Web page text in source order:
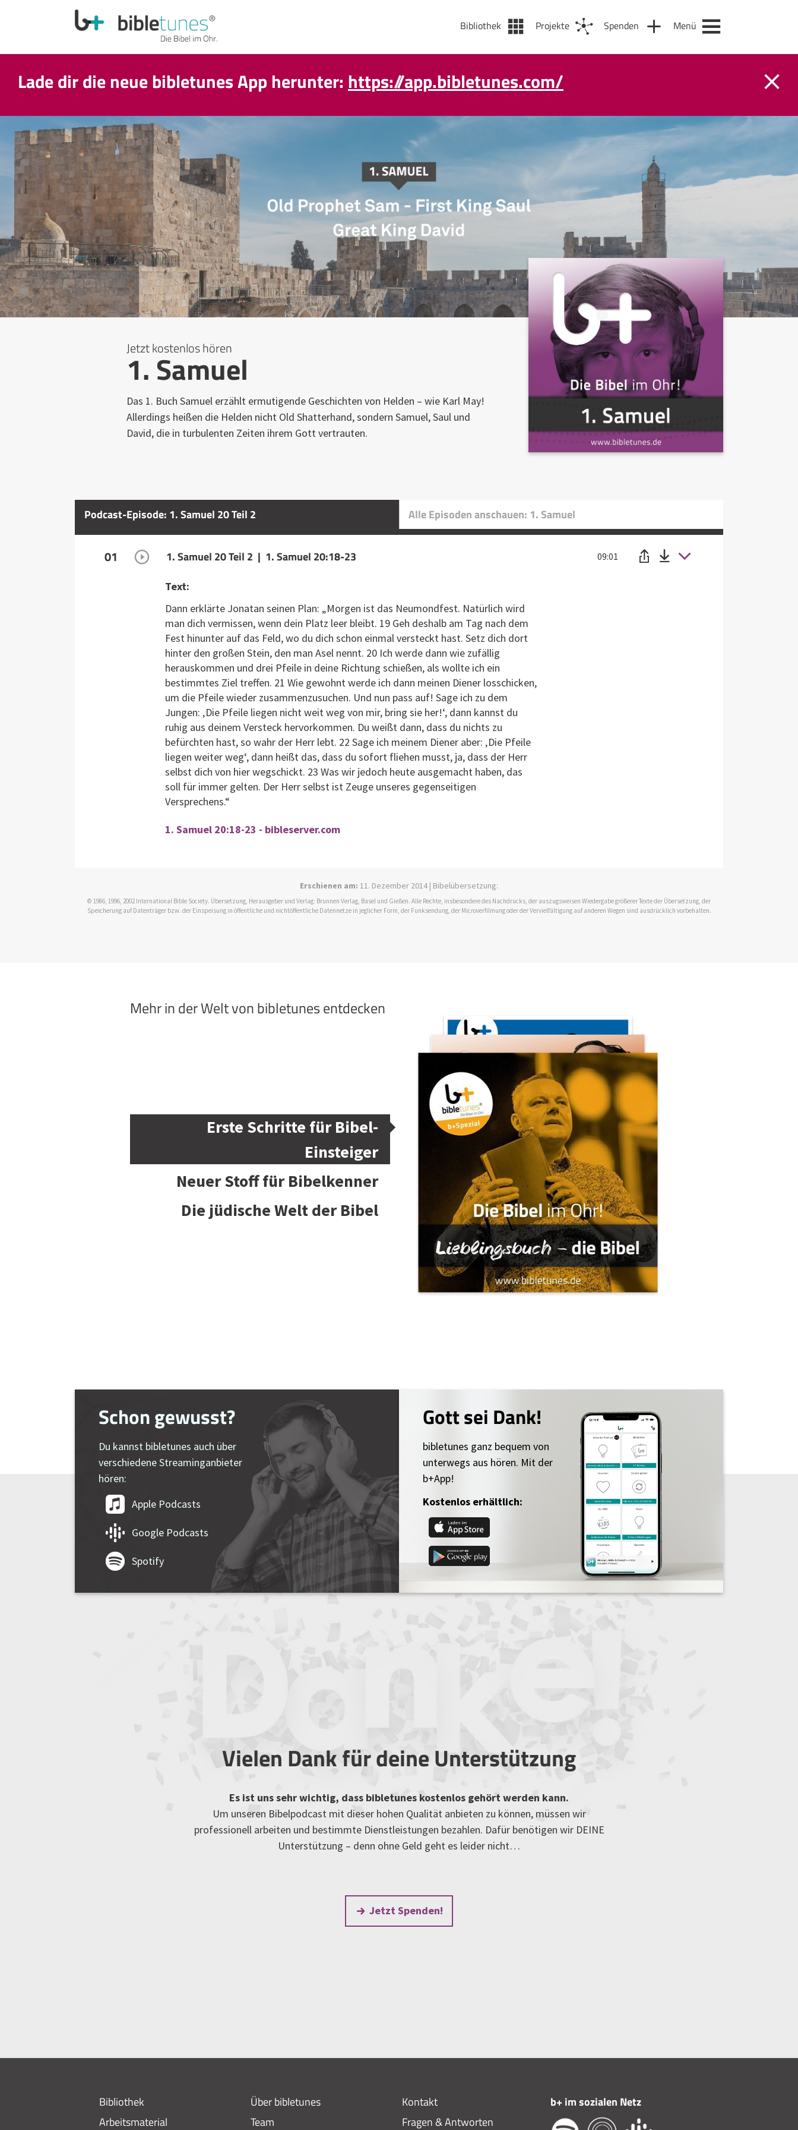
Bibliothek Projekte Spenden Menü
Lade dir die neue bibletunes App herunter: https://app.bibletunes.com/
Jetzt kostenlos hören
1. Samuel
Das 1. Buch Samuel erzählt ermutigende Geschichten von Helden – wie Karl May!
Allerdings heißen die Helden nicht Old Shatterhand, sondern Samuel, Saul und
David, die in turbulenten Zeiten ihrem Gott vertrauten.
Podcast-Episode: 1. Samuel 20 Teil 2 Alle Episoden anschauen: 1. Samuel
01 1. Samuel 20 Teil 2 | 1. Samuel 20:18-23 09:01
Text:
Dann erklärte Jonatan seinen Plan: „Morgen ist das Neumondfest. Natürlich wird
man dich vermissen, wenn dein Platz leer bleibt. 19 Geh deshalb am Tag nach dem
Fest hinunter auf das Feld, wo du dich schon einmal versteckt hast. Setz dich dort
hinter den großen Stein, den man Asel nennt. 20 Ich werde dann wie zufällig
herauskommen und drei Pfeile in deine Richtung schießen, als wollte ich ein
bestimmtes Ziel treffen. 21 Wie gewohnt werde ich dann meinen Diener losschicken,
um die Pfeile wieder zusammenzusuchen. Und nun pass auf! Sage ich zu dem
Jungen: ‚Die Pfeile liegen nicht weit weg von mir, bring sie her!‘, dann kannst du
ruhig aus deinem Versteck hervorkommen. Du weißt dann, dass du nichts zu
befürchten hast, so wahr der Herr lebt. 22 Sage ich meinem Diener aber: ‚Die Pfeile
liegen weiter weg‘, dann heißt das, dass du sofort fliehen musst, ja, dass der Herr
selbst dich von hier wegschickt. 23 Was wir jedoch heute ausgemacht haben, das
soll für immer gelten. Der Herr selbst ist Zeuge unseres gegenseitigen
Versprechens.“
1. Samuel 20:18-23 - bibleserver.com
Erschienen am: 11. Dezember 2014 | Bibelübersetzung:
© 1986, 1996, 2002 International Bible Society. Übersetzung, Herausgeber und Verlag: Brunnen Verlag, Basel und Gießen. Alle Rechte, insbesondere des Nachdrucks, der auszugsweisen Wiedergabe größerer Texte der Übersetzung, der
Speicherung auf Datenträger bzw. der Einspeisung in öffentliche und nichtöffentliche Datennetze in jeglicher Form, der Funksendung, der Microverfilmung oder der Vervielfältigung auf anderen Wegen sind ausdrücklich vorbehalten.
Mehr in der Welt von bibletunes entdecken
Erste Schritte für Bibel-
Einsteiger
Neuer Stoff für Bibelkenner
Die jüdische Welt der Bibel
Schon gewusst?
Du kannst bibletunes auch über
verschiedene Streaminganbieter
hören:
Apple Podcasts
Google Podcasts
Spotify
Gott sei Dank!
bibletunes ganz bequem von
unterwegs aus hören. Mit der
b+App!
Kostenlos erhältlich:
Vielen Dank für deine Unterstützung
Es ist uns sehr wichtig, dass bibletunes kostenlos gehört werden kann.
Um unseren Bibelpodcast mit dieser hohen Qualität anbieten zu können, müssen wir
professionell arbeiten und bestimmte Dienstleistungen bezahlen. Dafür benötigen wir DEINE
Unterstützung – denn ohne Geld geht es leider nicht…
Jetzt Spenden!
Bibliothek
Arbeitsmaterial
Über bibletunes
Team
Kontakt
Fragen & Antworten
b+ im sozialen Netz